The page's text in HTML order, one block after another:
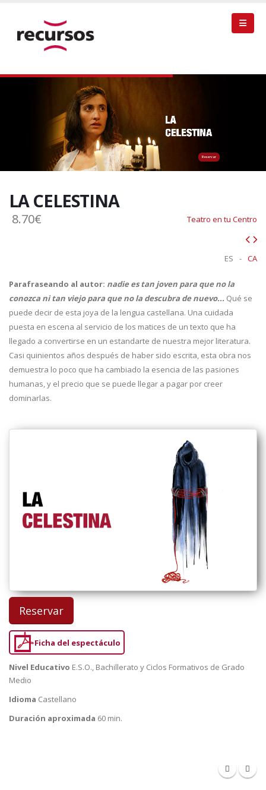
Reservar
LA CELESTINA
8.70€ Teatro en tu Centro
CA
-
ES
Parafraseando al autor: nadie es tan joven para que no la
conozca ni tan viejo para que no la descubra de nuevo... Qué se
puede decir de esta joya de la lengua castellana. Una cuidada
puesta en escena al servicio de los matices de un texto que ha
llegado a convertirse en un estandarte de nuestra mejor literatura.
Casi quinientos años después de haber sido escrita, esta obra nos
demuestra lo poco que ha cambiado la esencia de las pasiones
humanas, y el precio que se puede llegar a pagar por creer
dominarlas.
Reservar
Ficha del espectáculo
Nivel Educativo E.S.O., Bachillerato y Ciclos Formativos de Grado
Medio
Idioma Castellano
Duración aproximada 60 min.